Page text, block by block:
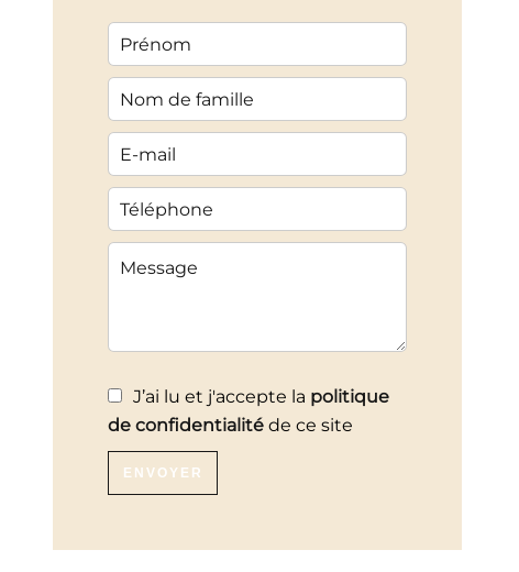
J’ai lu et j'accepte la politique
de confidentialité de ce site
ENVOYER